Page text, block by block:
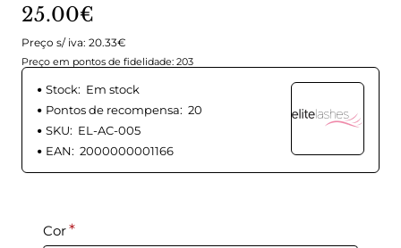
25.00€
Preço s/ iva: 20.33€
Preço em pontos de fidelidade: 203
Stock: Em stock
Pontos de recompensa: 20
SKU: EL-AC-005
EAN: 2000000001166
Cor